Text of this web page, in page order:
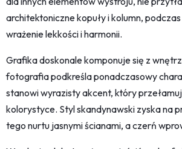
architektoniczne kopuły i kolumn,
wrażenie lekkości i harmonii.
Grafika doskonale komponuje się z
fotografia podkreśla ponadczasowy
stanowi wyrazisty akcent, który
kolorystyce. Styl skandynawski zyska na
tego nurtu jasnymi ścianami, a czerń